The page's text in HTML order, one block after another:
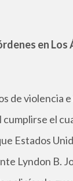
en Los
de violencia
cumplirse el
Estados
Lyndon B.